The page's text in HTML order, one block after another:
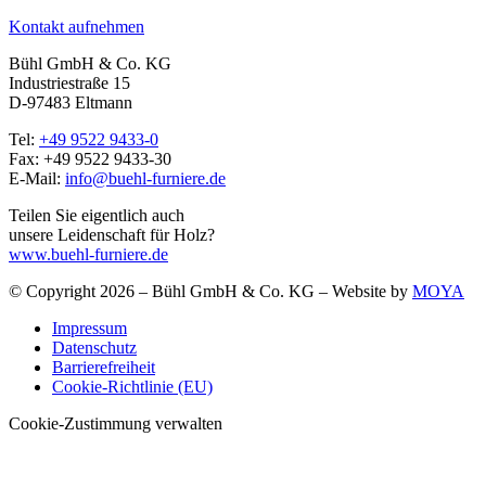
Kontakt aufnehmen
Bühl GmbH & Co. KG
Industriestraße 15
D-97483 Eltmann
Tel: +49 9522 9433-0
Fax: +49 9522 9433-30
E-Mail: info@buehl-furniere.de
Teilen Sie eigentlich auch
unsere Leidenschaft für Holz?
www.buehl-furniere.de
© Copyright 2026 – Bühl GmbH & Co. KG – Website by MOYA
Impressum
Datenschutz
Barrierefreiheit
Cookie-Richtlinie (EU)
Cookie-Zustimmung verwalten